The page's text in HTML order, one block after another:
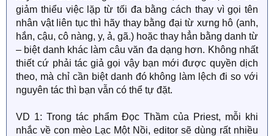
giảm thiểu việc lặp từ tối đa bằng cách thay vì gọi tên
nhân vật liên tục thì hãy thay bằng đại từ xưng hô (anh,
hắn, cậu, cô nàng, y, ả, gã.) hoặc thay hẳn bằng danh từ
– biệt danh khác làm câu văn đa dạng hơn. Không nhất
thiết cứ phải tác giả gọi vậy bạn mới được quyền dịch
theo, mà chỉ cần biệt danh đó không làm lệch đi so với
nguyên tác thì bạn vẫn có thể tự đặt.
VD 1: Trong tác phẩm Đọc Thầm của Priest, mỗi khi
nhắc về con mèo Lạc Một Nồi, editor sẽ dùng rất nhiều